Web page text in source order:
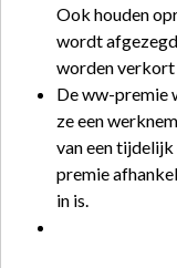
Ook houden
wordt
worden
De ww-premie
ze een
van een
premie
in is.